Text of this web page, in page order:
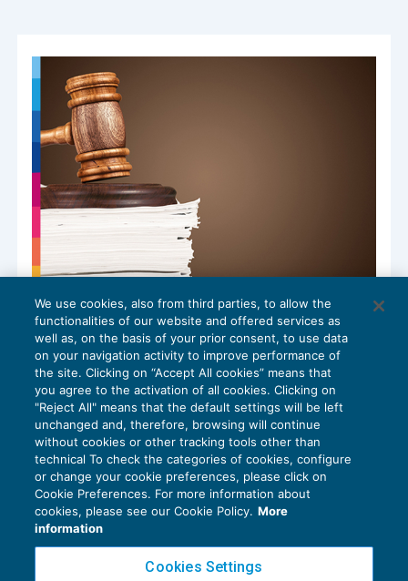
La facoltà di disdetta del Ccnl spetta
solo alle parti stipulanti
NEWS DEL GIORNO26/11/2024
Privacy Policy
Cookie Policy
We use cookies, also from third parties, to allow the
functionalities of our website and offered services as
well as, on the basis of your prior consent, to use data
on your navigation activity to improve performance of
the site. Clicking on “Accept All cookies” means that
you agree to the activation of all cookies. Clicking on
"Reject All" means that the default settings will be left
unchanged and, therefore, browsing will continue
without cookies or other tracking tools other than
technical To check the categories of cookies, configure
or change your cookie preferences, please click on
Cookie Preferences. For more information about
cookies, please see our Cookie Policy. More
information
Cookies Settings